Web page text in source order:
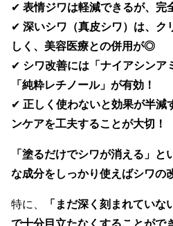
✔ 表情ジワは軽減できるが、完
✔ 深いシワ（真皮シワ）は、ク
しく、美容医療との併用が◎
✔ シワ改善には「ナイアシンア
「純粋レチノール」が有効！
✔ 正しく使わないと効果が半減
ンケアを工夫することが大切！
「塗るだけでシワが消える」と
な成分をしっかり使えばシワの
特に、
「まだ深く刻まれてい
で十分目立たなくすることがで